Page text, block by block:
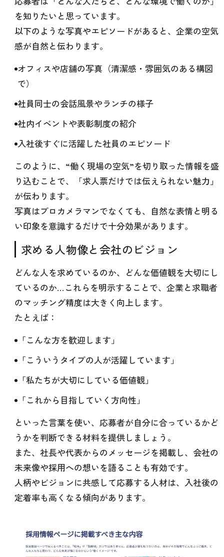
を知りたいと思っています。
以下のような写真やエピソードがあると、企業の空気
感が自然と伝わります。
オフィスや店舗の写真（清潔感・雰囲気のある構図
で）
社員同士の会話風景やランチの様子
社内イベントや表彰制度の紹介
入社後すぐに活躍した社員のエピソード
このように、“働く現場の空気”を切り取った情報を盛
り込むことで、「求人票だけでは伝えられない魅力」
が伝わります。
写真はプロカメラマンでなくても、自然な表情と明る
い印象を意識するだけで十分効果があります。
求める人物像と会社のビジョン
どんな人を求めているのか、どんな価値観を大切にし
ているのか…これらを明示することで、企業と求職者
のマッチング精度は大きく向上します。
たとえば：
「こんな方を歓迎します」
「こういうタイプの人が活躍しています」
「私たちが大切にしている価値観」
「これから目指していく方向性」
といった言葉を使い、応募者が自分に合っているかど
うかを判断できる材料を提供しましょう。
また、社長や代表からのメッセージを掲載し、会社の
未来像や採用への想いを語ることも有効です。
人柄やビジョンに共感して応募する人材は、入社後の
定着率も高くなる傾向があります。